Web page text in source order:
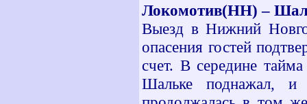
Локомотив(НН) –
Выезд в Нижний
опасения гостей
счет. В середине
Шальке поднажал, и